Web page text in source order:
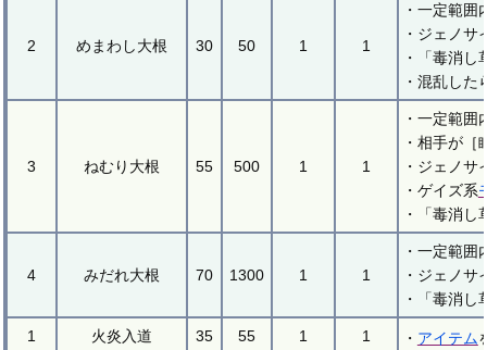
2 めまわし大根 30 50 1 1
・一定範
・ジェノ
・「毒消
・混乱し
3 ねむり大根 55 500 1 1
・一定範
・相手が
・ジェノ
・ゲイズ系
・「毒消
4 みだれ大根 70 1300 1 1
・一定範
・ジェノ
・「毒消
1 火炎入道 35 55 1 1 ・ アイテム